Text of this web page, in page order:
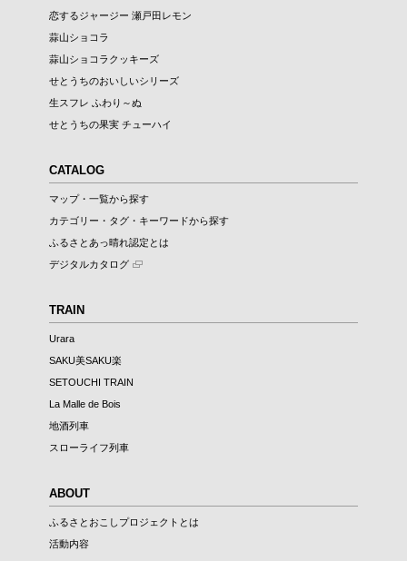
恋するジャージー 瀬戸田レモン
蒜山ショコラ
蒜山ショコラクッキーズ
せとうちのおいしいシリーズ
生スフレ ふわり～ぬ
せとうちの果実 チューハイ
CATALOG
マップ・一覧から探す
カテゴリー・タグ・キーワードから探す
ふるさとあっ晴れ認定とは
デジタルカタログ
TRAIN
Urara
SAKU美SAKU楽
SETOUCHI TRAIN
La Malle de Bois
地酒列車
スローライフ列車
ABOUT
ふるさとおこしプロジェクトとは
活動内容